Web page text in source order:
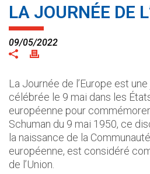
LA JOURNÉE DE
09/05/2022
La Journée de l’Europe est
célébrée le 9 mai dans les
européenne pour
Schuman du 9 mai 1950, ce
la naissance de la
européenne, est considéré
de l’Union.